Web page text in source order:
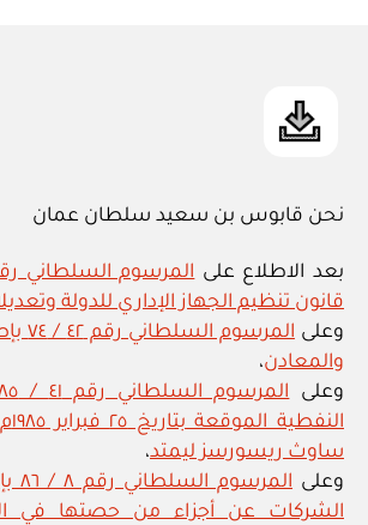
نحن قابوس بن سعيد سلطان عمان
بعد الاطلاع على
قانون تنظيم الجهاز الإداري للدولة
وعلى
والمعادن،
وعلى
ساوث ريسورسز ليمتد،
وعلى
الشركات عن أجزاء من حصتها في